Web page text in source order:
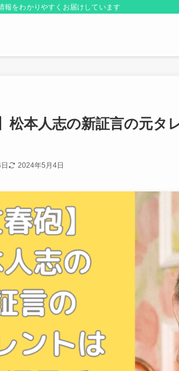
報をわかりやすくお届けしています
松本人志の新証言の元
2024年5月4日